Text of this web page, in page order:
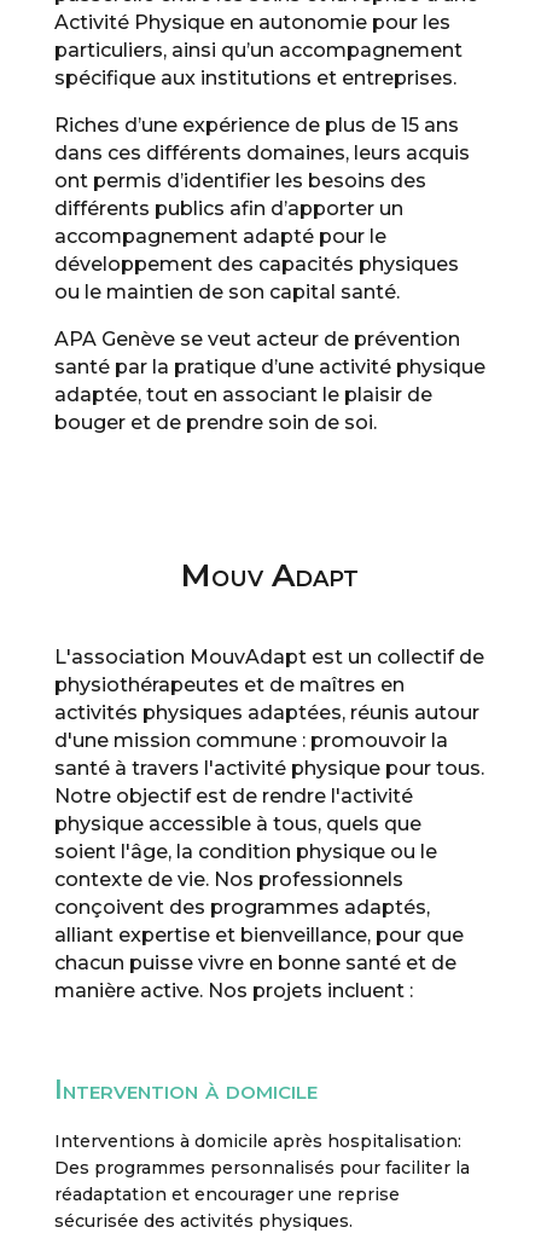
Activité Physique en autonomie pour les
particuliers, ainsi qu’un accompagnement
spécifique aux institutions et entreprises.
​Riches d’une expérience de plus de 15 ans
dans ces différents domaines, leurs acquis
ont permis d’identifier les besoins des
différents publics afin d’apporter un
accompagnement adapté pour le
développement des capacités physiques
ou le maintien de son capital santé.
​APA Genève se veut acteur de prévention
santé par la pratique d’une activité physique
adaptée, tout en associant le plaisir de
bouger et de prendre soin de soi.
Mouv Adapt
L'association MouvAdapt est un collectif de
physiothérapeutes et de maîtres en
activités physiques adaptées, réunis autour
d'une mission commune : promouvoir la
santé à travers l'activité physique pour tous.
Notre objectif est de rendre l'activité
physique accessible à tous, quels que
soient l'âge, la condition physique ou le
contexte de vie. Nos professionnels
conçoivent des programmes adaptés,
alliant expertise et bienveillance, pour que
chacun puisse vivre en bonne santé et de
manière active. Nos projets incluent :
Intervention à domicile
Interventions à domicile après hospitalisation:
Des programmes personnalisés pour faciliter la
réadaptation et encourager une reprise
sécurisée des activités physiques.